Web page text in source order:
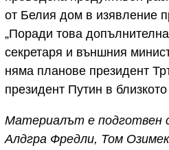
от Белия дом в изявление
„Поради това
секретаря и външния
няма планове президент
президент Путин в
Материалът е подготвен
Алдгра Фредли, Том